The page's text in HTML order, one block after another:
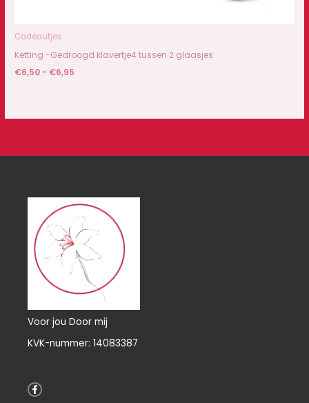
Cadeautjes
Ketting -Gedroogd klavertje4 tussen 2 glaasjes
€6,50 - €6,95
Voor jou Door mij
KVK-nummer: 14083387
F
a